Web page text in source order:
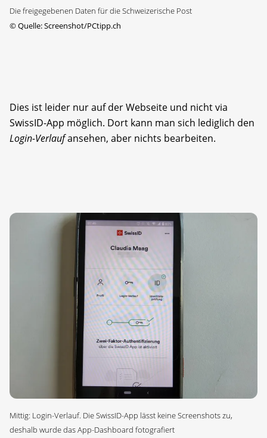
Die freigegebenen Daten für die Schweizerische Post
©Quelle: Screenshot/PCtipp.ch
Dies ist leider nur auf der Webseite und nicht via
SwissID-App möglich. Dort kann man sich lediglich den
Login-Verlaufansehen, aber nichts bearbeiten.
Mittig: Login-Verlauf. Die SwissID-App lässt keine Screenshots zu,
deshalb wurde das App-Dashboard fotografiert